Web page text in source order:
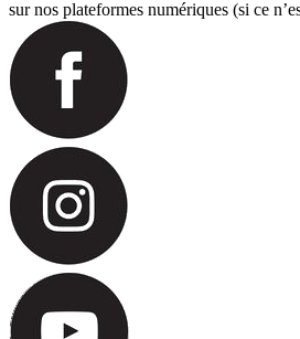
sur nos plateformes numériques (si ce